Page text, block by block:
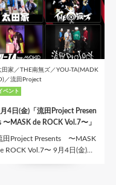
田家／THE南無ズ／YOU-TA(MADK
／流田Project
ベント
4日(金)「流田Project Presen
〜MASK de ROCK Vol.7〜」
田Project Presents 〜MASK
ROCK Vol.7〜 9月4日(金)…